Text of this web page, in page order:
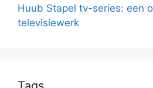
Huub Stapel tv-series: een
televisiewerk